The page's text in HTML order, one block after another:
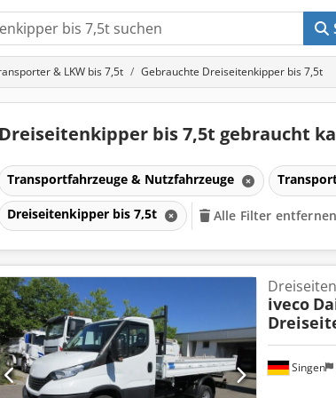
& LKW bis 7,5t Gebrauchte Dreiseitenkipper bis 7,5t
Dreiseitenkipper bis 7,5t gebraucht
Transportfahrzeuge & Nutzfahrzeuge
Dreiseitenkipper bis 7,5t Alle Filter entfernen
Singen
iveco